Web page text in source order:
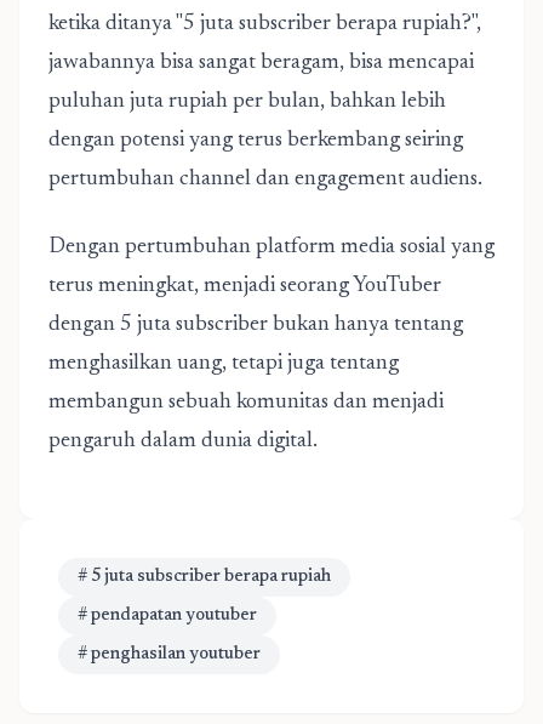
ketika ditanya "5 juta subscriber berapa rupiah?",
jawabannya bisa sangat beragam, bisa mencapai
puluhan juta rupiah per bulan, bahkan lebih
dengan potensi yang terus berkembang seiring
pertumbuhan channel dan engagement audiens.
Dengan pertumbuhan platform media sosial yang
terus meningkat, menjadi seorang YouTuber
dengan 5 juta subscriber bukan hanya tentang
menghasilkan uang, tetapi juga tentang
membangun sebuah komunitas dan menjadi
pengaruh dalam dunia digital.
# 5 juta subscriber berapa rupiah
# pendapatan youtuber
# penghasilan youtuber